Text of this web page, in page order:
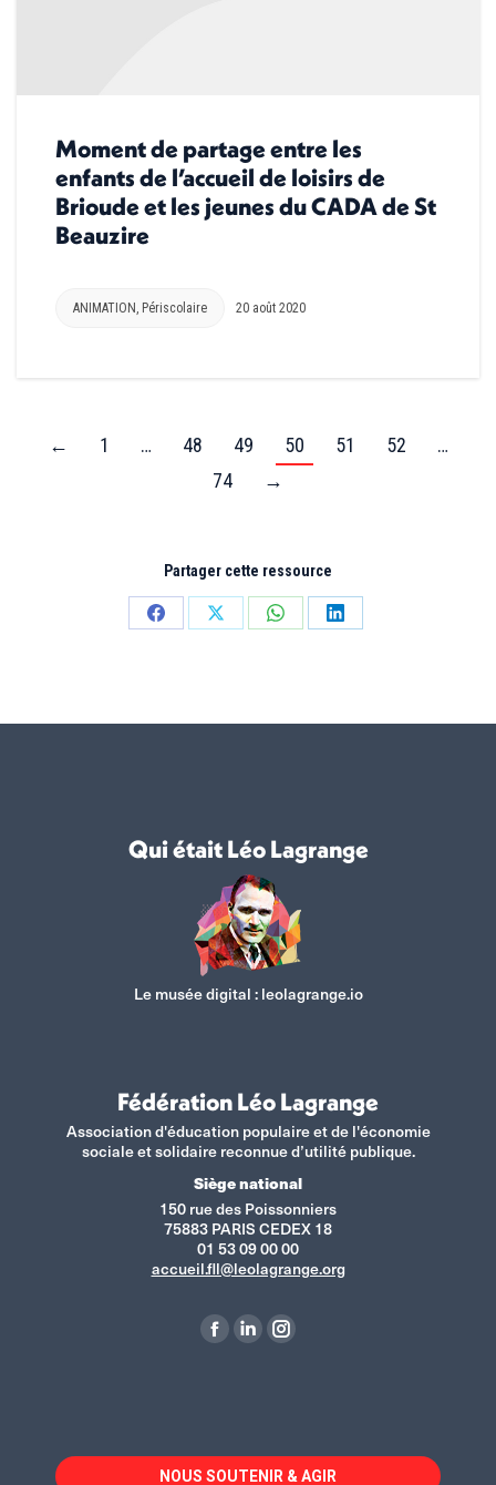
Moment de partage entre les
enfants de l’accueil de loisirs de
Brioude et les jeunes du CADA de St
Beauzire
ANIMATION, Périscolaire 20 août 2020
← 1 … 48 49 50 51 52
…
74
→
Partager cette ressource
PartagerPartagerPartagerPartager
Qui était Léo Lagrange
Le musée digital :leolagrange.io
Fédération Léo Lagrange
Association d'éducation populaire et de l'économie
sociale et solidaire reconnue d’utilité publique.
Siège national
150 rue des Poissonniers
75883 PARIS CEDEX 18
01 53 09 00 00
accueil.fll@leolagrange.org
La
dans
La
dans
La
dans
NOUS SOUTENIR & AGIR